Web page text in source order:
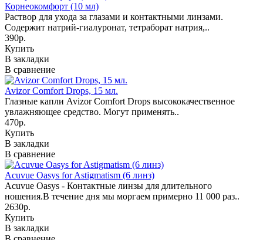
Корнеокомфорт (10 мл)
Раствор для ухода за глазами и контактными линзами.
Содержит натрий-гиалуронат, тетраборат натрия,..
390р.
Купить
В закладки
В сравнение
Avizor Comfort Drops, 15 мл.
Глазные капли Avizor Comfort Drops высококачественное
увлажняющее средство. Могут применять..
470р.
Купить
В закладки
В сравнение
Acuvue Oasys for Astigmatism (6 линз)
Acuvue Oasys - Контактные линзы для длительного
ношения.В течение дня мы моргаем примерно 11 000 раз..
2630р.
Купить
В закладки